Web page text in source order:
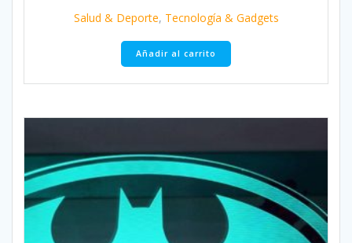
Salud & Deporte, Tecnología & Gadgets
Añadir al carrito